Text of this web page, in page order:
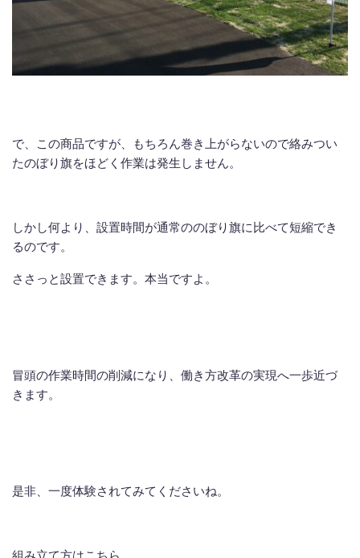
で、この商品ですが、もちろん巻き上がらないので絡みつい
たのぼり旗をほどく作業は発生しません。
しかし何より、設置時間が通常ののぼり旗に比べて短縮でき
るのです。
ささっと設置できます。本当ですよ。
冒頭の作業時間の削減になり、働き方改革の実現へ一歩近づ
きます。
是非、一度体験されてみてくださいね。
組み立て方はこちら